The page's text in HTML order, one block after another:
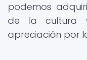
podemos
de la cultura
apreciación por